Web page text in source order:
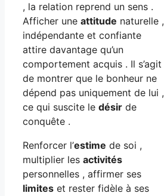
, la relation reprend un sens .
Afficher une attitude naturelle ,
indépendante et confiante
attire davantage qu’un
comportement acquis . Il s’agit
de montrer que le bonheur ne
dépend pas uniquement de lui ,
ce qui suscite le désir de
conquête .
Renforcer l’estime de soi ,
multiplier les activités
personnelles , affirmer ses
limites et rester fidèle à ses